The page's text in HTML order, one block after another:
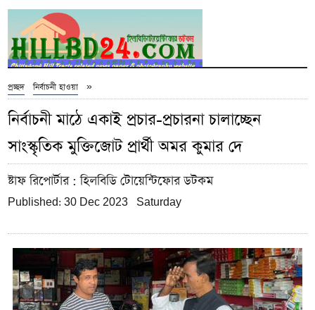
প্রচ্ছদ »
নির্বাচনী হাওয়া
নির্বাচনী মাঠে একাই প্রচার-প্রচারনা চালাচ্ছেন
সাংস্কৃতিক মুক্তিজোট প্রার্থী অমর কুমার দে
ষ্টাফ রিপোর্টার: হিলবিডি টোয়েন্টিফোর ডটকম
Published: 30 Dec 2023 Saturday